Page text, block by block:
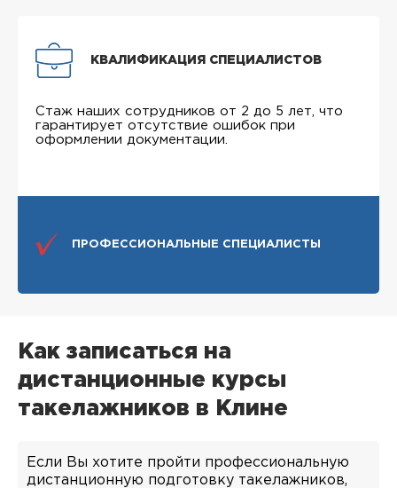
КВАЛИФИКАЦИЯ СПЕЦИАЛИСТОВ
Стаж наших сотрудников от 2 до 5 лет, что
гарантирует отсутствие ошибок при
оформлении документации.
ПРОФЕССИОНАЛЬНЫЕ СПЕЦИАЛИСТЫ
Как записаться на
дистанционные курсы
такелажников в Клине
Если Вы хотите пройти профессиональную
дистанционную подготовку такелажников,